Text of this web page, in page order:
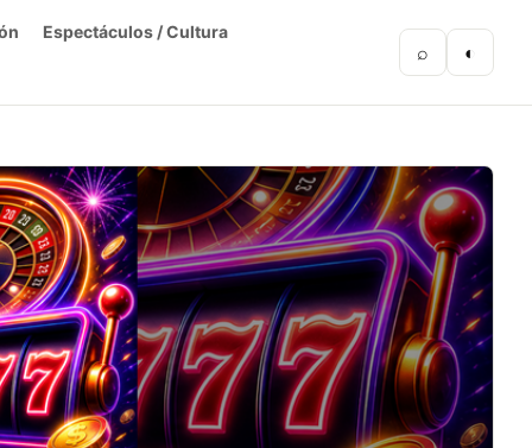
Espectáculos / Cultura
⌕ ◐